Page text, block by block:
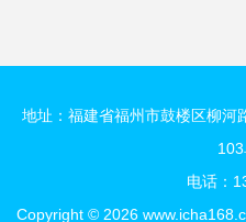
地址：福建省福州市鼓楼区柳河
电话：
Copyright © 2026